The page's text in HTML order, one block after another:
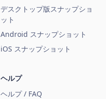
デスクトップ版スナップショ
ット
Android スナップショット
iOS スナップショット
ヘルプ
ヘルプ / FAQ